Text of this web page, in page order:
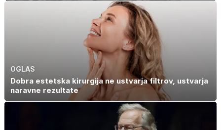
OGLAS
Dobra estetska kirurgija ne ustvarja filtrov, ustvarja
naravne rezultate